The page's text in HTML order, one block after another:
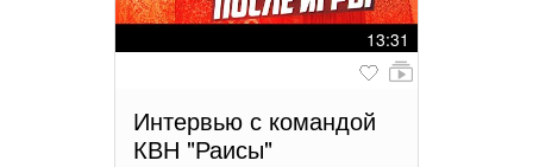
13:31
Интервью с командой
КВН "Раисы"